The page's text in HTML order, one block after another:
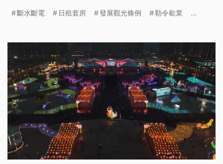
斷水斷電 日租套房 發展觀光條例 勒令歇業 ...